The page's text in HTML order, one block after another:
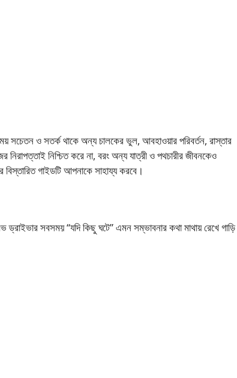
সচেতন ও সতর্ক থাকে অন্য চালকের ভুল, আবহাওয়ার পরিবর্তন, রাস্তার
নিরাপত্তাই নিশ্চিত করে না, বরং অন্য যাত্রী ও পথচারীর জীবনকেও
গাইডটি আপনাকে সাহায্য করবে।
সবসময় “যদি কিছু ঘটে” এমন সম্ভাবনার কথা মাথায় রেখে গাড়ি